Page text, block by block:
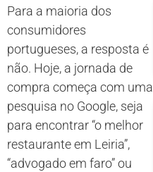
Para a maioria dos
consumidores
portugueses, a resposta é
não. Hoje, a jornada de
compra começa com uma
pesquisa no Google, seja
para encontrar “o melhor
restaurante em Leiria”,
“advogado em faro” ou